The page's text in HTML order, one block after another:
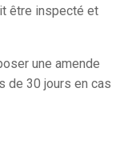
être inspecté et
une amende
de 30 jours en cas